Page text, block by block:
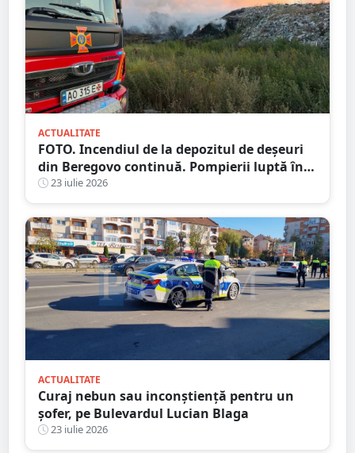
ACTUALITATE
FOTO. Incendiul de la depozitul de deșeuri
din Beregovo continuă. Pompierii luptă în
continuare cu focarele ascunse
23 iulie 2026
ACTUALITATE
Curaj nebun sau inconștiență pentru un
șofer, pe Bulevardul Lucian Blaga
23 iulie 2026